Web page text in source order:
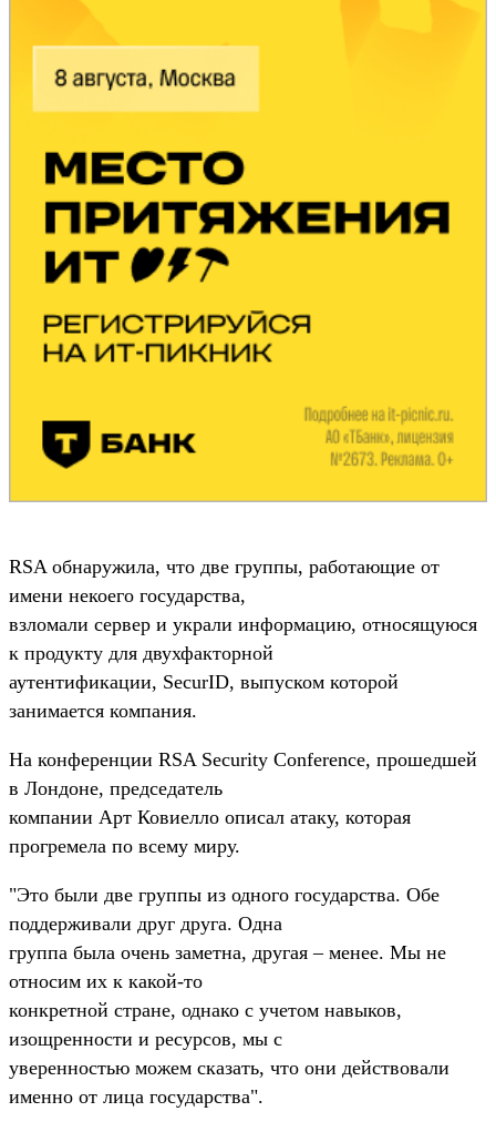
RSA обнаружила, что две группы, работающие от
имени некоего государства,
взломали сервер и украли информацию, относящуюся
к продукту для двухфакторной
аутентификации, SecurID, выпуском которой
занимается компания.
На конференции RSA Security Conference, прошедшей
в Лондоне, председатель
компании Арт Ковиелло описал атаку, которая
прогремела по всему миру.
"Это были две группы из одного государства. Обе
поддерживали друг друга. Одна
группа была очень заметна, другая – менее. Мы не
относим их к какой-то
конкретной стране, однако с учетом навыков,
изощренности и ресурсов, мы с
уверенностью можем сказать, что они действовали
именно от лица государства".